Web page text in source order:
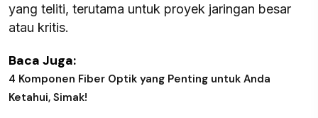
yang teliti, terutama untuk proyek jaringan besar
atau kritis.
Baca Juga:
4 Komponen Fiber Optik yang Penting untuk Anda
Ketahui, Simak!